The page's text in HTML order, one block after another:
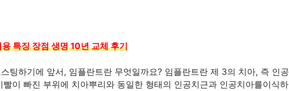
특징 장점 생명 10년 교체 후기
팅하기에 앞서, 임플란트란 무엇일까요? 임플란트란 제 3의 치아, 즉 인공
빨이 빠진 부위에 치아뿌리와 동일한 형태의 인공치근과 인공치아를이식하